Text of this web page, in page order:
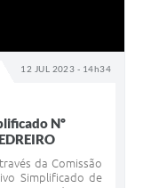
12 JUL 2023 - 14h34
Nº
da Comissão
Simplificado de